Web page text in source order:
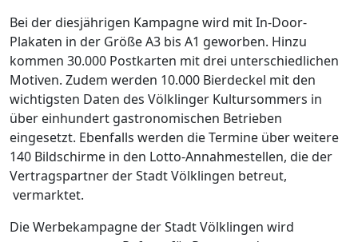
Bei der diesjährigen Kampagne wird mit In-Door-
Plakaten in der Größe A3 bis A1 geworben. Hinzu
kommen 30.000 Postkarten mit drei unterschiedlichen
Motiven. Zudem werden 10.000 Bierdeckel mit den
wichtigsten Daten des Völklinger Kultursommers in
über einhundert gastronomischen Betrieben
eingesetzt. Ebenfalls werden die Termine über weitere
140 Bildschirme in den Lotto-Annahmestellen, die der
Vertragspartner der Stadt Völklingen betreut,
vermarktet.
Die Werbekampagne der Stadt Völklingen wird